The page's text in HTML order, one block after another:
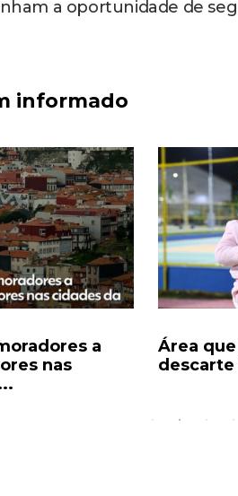
a oportunidade de
informado
a
nas
Área